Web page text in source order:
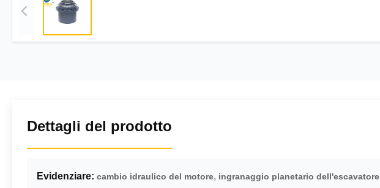
Dettagli del prodotto
Evidenziare: cambio idraulico del motore, ingranaggio planetario dell'escavatore